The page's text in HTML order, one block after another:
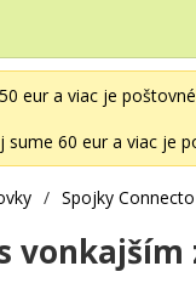
eur a viac je
60 eur a viac je
/ Spojky Connecto